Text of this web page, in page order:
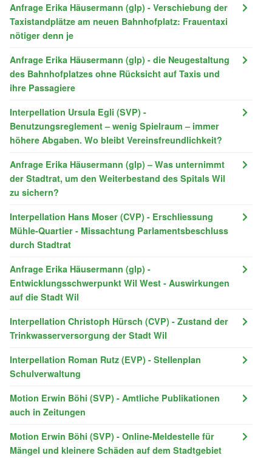
Anfrage Erika Häusermann (glp) - Verschiebung der
Taxistandplätze am neuen Bahnhofplatz: Frauentaxi
nötiger denn je
Anfrage Erika Häusermann (glp) - die Neugestaltung
des Bahnhofplatzes ohne Rücksicht auf Taxis und
ihre Passagiere
Interpellation Ursula Egli (SVP) -
Benutzungsreglement – wenig Spielraum – immer
höhere Abgaben. Wo bleibt Vereinsfreundlichkeit?
Anfrage Erika Häusermann (glp) – Was unternimmt
der Stadtrat, um den Weiterbestand des Spitals Wil
zu sichern?
Interpellation Hans Moser (CVP) - Erschliessung
Mühle-Quartier - Missachtung Parlamentsbeschluss
durch Stadtrat
Anfrage Erika Häusermann (glp) -
Entwicklungsschwerpunkt Wil West - Auswirkungen
auf die Stadt Wil
Interpellation Christoph Hürsch (CVP) - Zustand der
Trinkwasserversorgung der Stadt Wil
Interpellation Roman Rutz (EVP) - Stellenplan
Schulverwaltung
Motion Erwin Böhi (SVP) - Amtliche Publikationen
auch in Zeitungen
Motion Erwin Böhi (SVP) - Online-Meldestelle für
Mängel und kleinere Schäden auf dem Stadtgebiet